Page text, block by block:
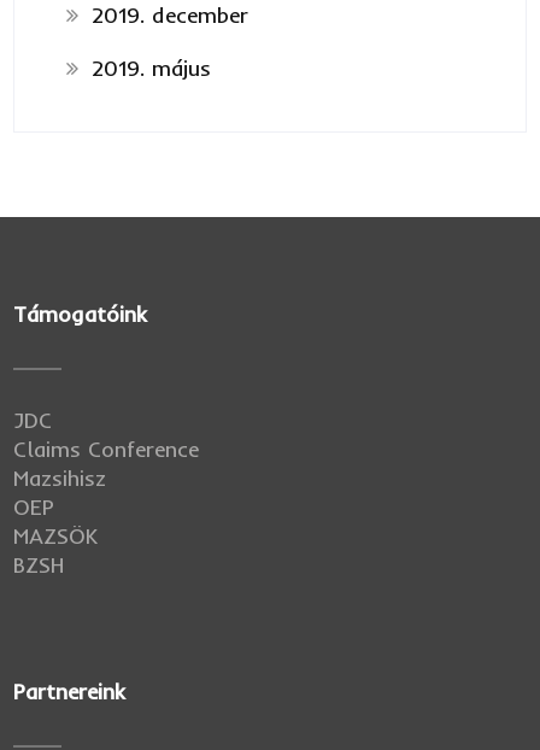
2019. december
2019. május
Támogatóink
JDC
Claims Conference
Mazsihisz
OEP
MAZSÖK
BZSH
Partnereink